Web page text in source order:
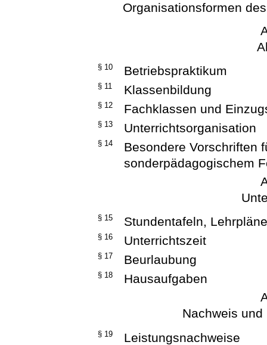
Organisationsformen
§ 10 Betriebspraktikum
§ 11 Klassenbildung
§ 12 Fachklassen und
§ 13 Unterrichtsorganisation
§ 14
Besondere Vorschriften
sonderpädagogischem
§ 15 Stundentafeln,
§ 16 Unterrichtszeit
§ 17 Beurlaubung
§ 18
Hausaufgaben
Nachweis
§ 19 Leistungsnachweise